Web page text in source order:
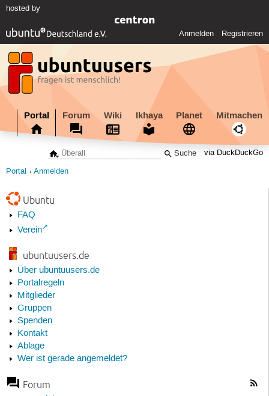
hosted by
Anmelden Registrieren
Portal Forum Wiki Ikhaya Planet Mitmachen
via DuckDuckGo
Portal Anmelden
Ubuntu
FAQ
Verein
ubuntuusers.de
Über ubuntuusers.de
Portalregeln
Mitglieder
Gruppen
Spenden
Kontakt
Ablage
Wer ist gerade angemeldet?
Forum